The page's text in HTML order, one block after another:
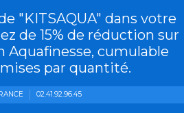
"KITSAQUA" dans votre
de 15% de réduction sur
cumulable
par quantité.
02.41.92.96.45